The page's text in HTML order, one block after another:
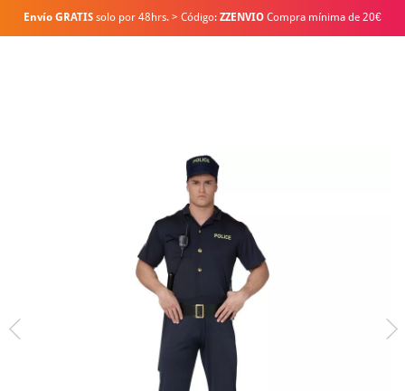
Envío GRATIS solo por 48hrs. > Código: ZZENVIO Compra mínima de 20€